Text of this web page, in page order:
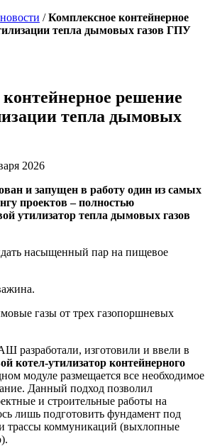
новости /Комплексное контейнерное
тепла дымовых газов ГПУ
решение
тепла дымовых
2026
и запущен в работу один из самых
проектов – полностью
утилизатор тепла дымовых газов
насыщенный пар на пищевое
газы от трех газопоршневых
изготовили и ввели в
котел-утилизатор контейнерного
модуле размещается все необходимое
Данный подход позволил
и строительные работы на
лишь подготовить фундамент под
трассы коммуникаций (выхлопные